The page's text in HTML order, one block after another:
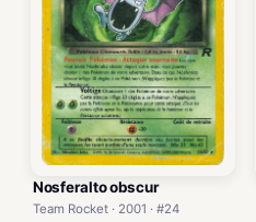
Nosferalto obscur
Team Rocket · 2001 · #24